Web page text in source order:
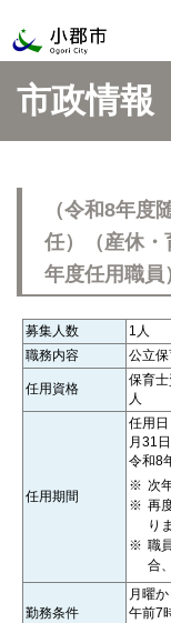
市政情報
（令和8年
任）（産休
年度任用職員
募集人数
1人
職務内容
公立
任用資格
保育
人
任用期間
任用
月31日
令和8
次
再
り
職
合
勤務条件
月曜
午前7